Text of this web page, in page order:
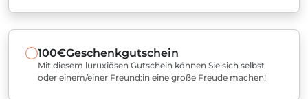
100€Geschenkgutschein
Mit diesem luruxiösen Gutschein können Sie sich selbst
oder einem/einer Freund:in eine große Freude machen!